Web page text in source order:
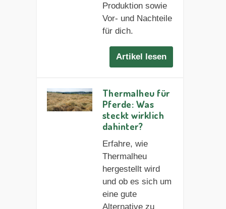
Produktion sowie
Vor- und Nachteile
für dich.
Artikel lesen
Thermalheu für
Pferde: Was
steckt wirklich
dahinter?
Erfahre, wie
Thermalheu
hergestellt wird
und ob es sich um
eine gute
Alternative zu